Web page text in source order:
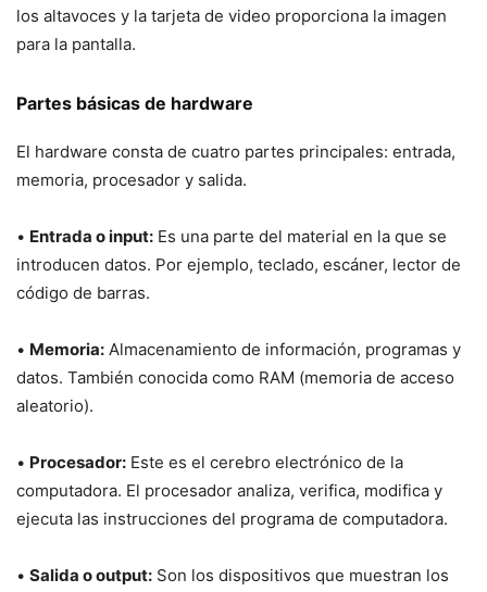
los altavoces y la tarjeta de video proporciona la imagen
para la pantalla.
Partes básicas de hardware
El hardware consta de cuatro partes principales: entrada,
memoria, procesador y salida.
• Entrada o input: Es una parte del material en la que se
introducen datos. Por ejemplo, teclado, escáner, lector de
código de barras.
• Memoria: Almacenamiento de información, programas y
datos. También conocida como RAM (memoria de acceso
aleatorio).
• Procesador: Este es el cerebro electrónico de la
computadora. El procesador analiza, verifica, modifica y
ejecuta las instrucciones del programa de computadora.
• Salida o output: Son los dispositivos que muestran los